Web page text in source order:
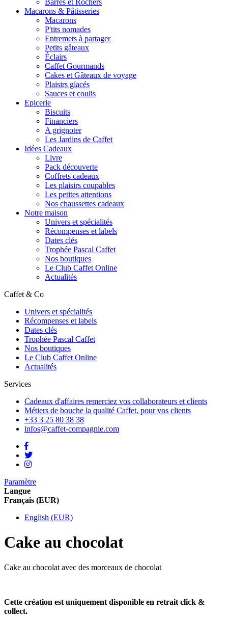
Barres et Rochers
Macarons & Pâtisseries
Macarons
P'tits nomades
Entremets à partager
Petits gâteaux
Éclairs
Caffet Gourmands
Cakes et Gâteaux de voyage
Plaisirs glacés
Sauces et coulis
Epicerie
Biscuits
Financiers
A grignoter
Les Jardins de Caffet
Idées Cadeaux
Livre
Pack découverte
Coffrets cadeaux
Les plaisirs coupables
Les petites attentions
Nos chaussettes cadeaux
Notre maison
Univers et spécialités
Récompenses et labels
Dates clés
Trophée Pascal Caffet
Nos boutiques
Le Club Caffet Online
Actualités
Caffet & Co
Univers et spécialités
Récompenses et labels
Dates clés
Trophée Pascal Caffet
Nos boutiques
Le Club Caffet Online
Actualités
Services
Cadeaux d'affaires remerciez vos collaborateurs et clients
Métiers de bouche la qualité Caffet, pour vos clients
+33 3 25 80 38 38
infos@caffet-compagnie.com
Paramètre
Langue
Français (EUR)
English (EUR)
Cake au chocolat
Cake au chocolat avec des morceaux de chocolat
Cette création est uniquement disponible en retrait click &
collect.